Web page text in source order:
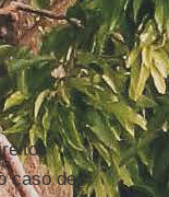
caso de